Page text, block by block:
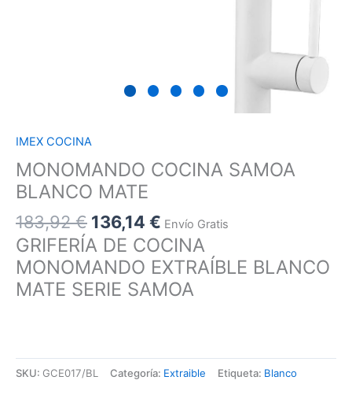
IMEX COCINA
MONOMANDO COCINA SAMOA
BLANCO MATE
183,92€ 136,14 € Envío Gratis
GRIFERÍA DE COCINA
MONOMANDO EXTRAÍBLE BLANCO
MATE SERIE SAMOA
SKU: GCE017/BL Categoría: Extraible Etiqueta: Blanco